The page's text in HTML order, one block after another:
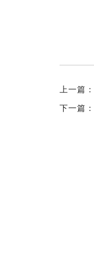
上一篇：
下一篇：